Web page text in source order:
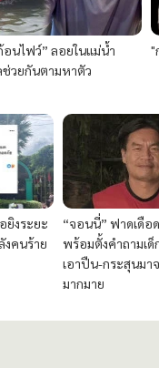
นไฟว์” ลอยในแม่น้ำ
ช่วยกันตามหาตัว
"
ยิงระยะ
งคนร้าย
“จอนนี่” ฟาดเดือ
พร้อมตั้งคำถามเด็
เอาปืน-กระสุนมา
มากมาย